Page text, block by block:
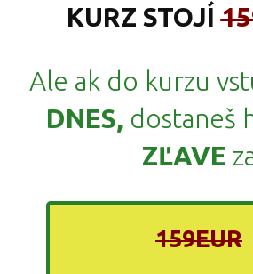
KURZ STOJÍ
Ale ak do kurzu
DNES, dostaneš
ZĽAVE
159EUR